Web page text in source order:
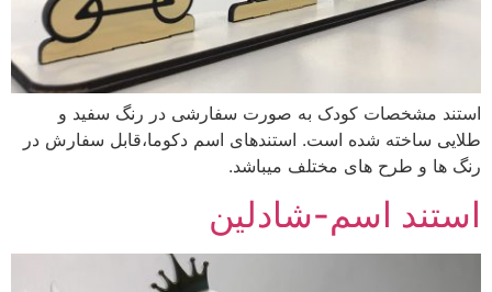
استند مشخصات کودک به صورت سفارشی در رنگ سفید و
طلایی ساخته شده است. استندهای اسم دکوما،قابل سفارش در
رنگ ها و طرح های مختلف میباشد.
استند اسم-شادلین